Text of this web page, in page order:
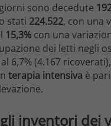
sono decedute
stati 224.522, con una
15,3% con una
dei letti negli
6,7% (4.167
terapia intensiva è
inventori dei